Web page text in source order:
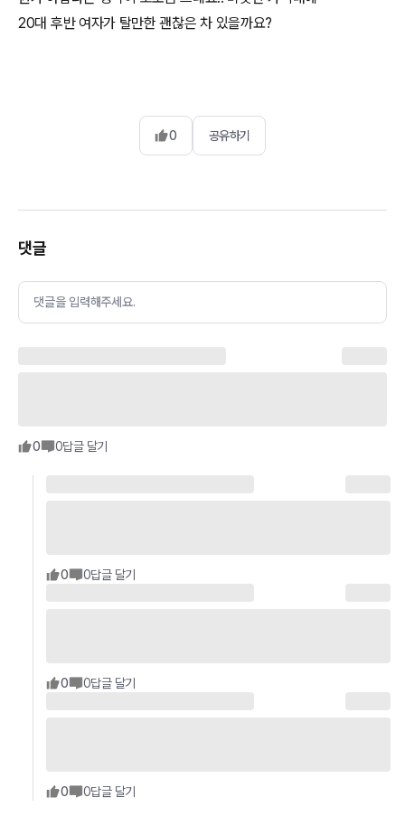
20대 후반 여자가 탈만한 괜찮은 차 있을까요?
0 공유하기
댓글
댓글을 입력해주세요.
0 0답글 달기
0 0답글 달기
0 0답글 달기
0 0답글 달기